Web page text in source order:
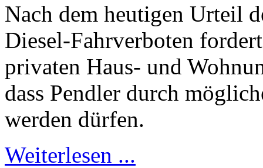
Nach dem heutigen Urteil
Diesel-Fahrverboten
privaten Haus- und
dass Pendler durch
werden dürfen.
Weiterlesen ...